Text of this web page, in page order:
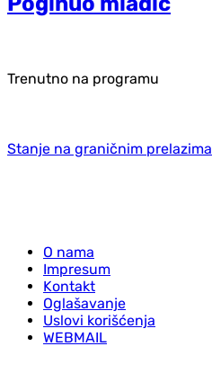
Trenutno na programu
Stanje na graničnim prelazima
O nama
Impresum
Kontakt
Oglašavanje
Uslovi korišćenja
WEBMAIL